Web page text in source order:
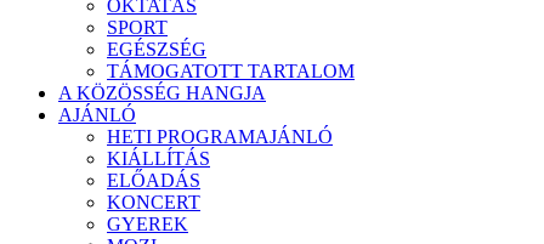
OKTATÁS
SPORT
EGÉSZSÉG
TÁMOGATOTT TARTALOM
A KÖZÖSSÉG HANGJA
AJÁNLÓ
HETI PROGRAMAJÁNLÓ
KIÁLLÍTÁS
ELŐADÁS
KONCERT
GYEREK